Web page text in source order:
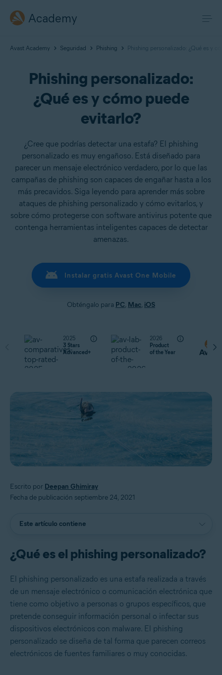
Academy
Avast Academy Seguridad Phishing Phishing personalizado: ¿Qué es y
Phishing personalizado:
¿Qué es y cómo puede
evitarlo?
¿Cree que podrías detectar una estafa? El phishing
personalizado es muy engañoso. Está diseñado para
parecer un mensaje electrónico verdadero, por lo que las
campañas de phishing son capaces de engañar hasta a los
más precavidos. Siga leyendo para aprender más sobre
ataques de phishing personalizado y cómo evitarlos, y
sobre cómo protegerse con software antivirus potente que
contenga herramientas inteligentes capaces de detectar
amenazas.
Instalar gratis Avast One Mobile
Obténgalo para PC, Mac, iOS
2025
3 Stars
Advanced+
2026
Product
of the Year
Escrito por Deepan Ghimiray
Fecha de publicación septiembre 24, 2021
Este artículo contiene
¿Qué es el phishing personalizado?
El phishing personalizado es una estafa realizada a través
de un mensaje electrónico o comunicación electrónica que
tiene como objetivo a personas o grupos específicos, que
pretende conseguir información personal o infectar sus
dispositivos electrónicos con malware. El phishing
personalizado se diseña de tal forma que parecen correos
electrónicos de fuentes familiares o muy conocidas.